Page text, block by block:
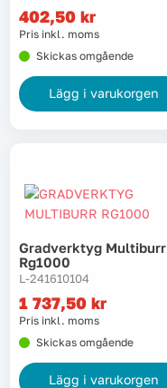
402,50 kr
Pris inkl. moms
Skickas omgående
Lägg i varukorgen
Gradverktyg Multiburr
Rg1000
L-241610104
1 737,50 kr
Pris inkl. moms
Skickas omgående
Lägg i varukorgen